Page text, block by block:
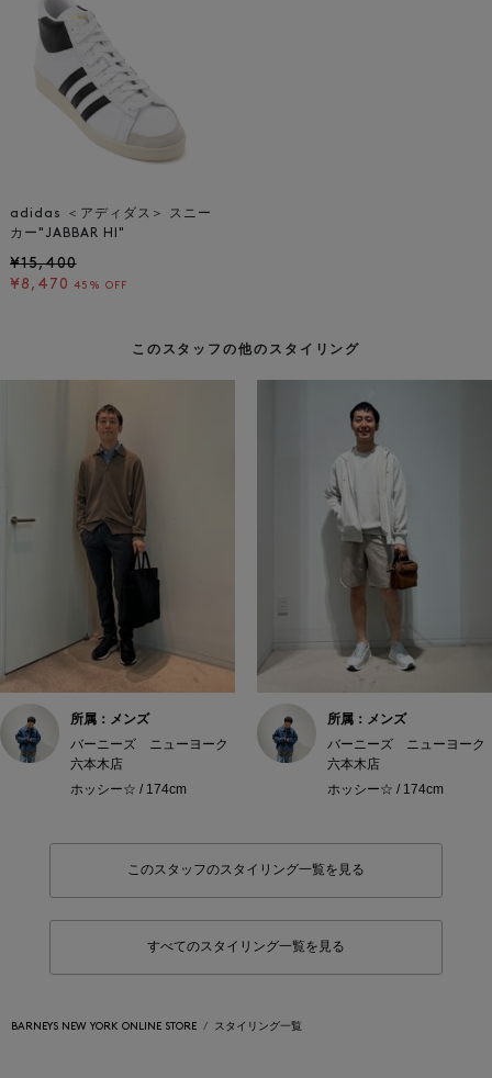
adidas ＜アディダス＞ スニー
カー"JABBAR HI"
¥15,400
¥8,470 45% OFF
このスタッフの他のスタイリング
所属：メンズ
バーニーズ ニューヨーク
六本木店
ホッシー☆ / 174cm
所属：メンズ
バーニーズ ニューヨーク
六本木店
ホッシー☆ / 174cm
このスタッフのスタイリング一覧を見る
すべてのスタイリング一覧を見る
BARNEYS NEW YORK ONLINE STORE スタイリング一覧